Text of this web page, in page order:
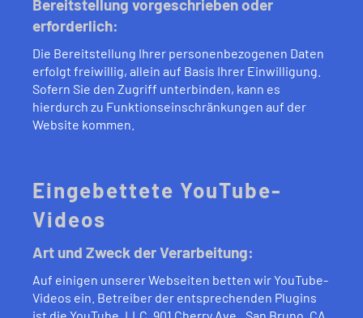
Bereitstellung vorgeschrieben oder
erforderlich:
Die Bereitstellung Ihrer personenbezogenen Daten
erfolgt freiwillig, allein auf Basis Ihrer Einwilligung.
Sofern Sie den Zugriff unterbinden, kann es
hierdurch zu Funktionseinschränkungen auf der
Website kommen.
Eingebettete YouTube-
Videos
Art und Zweck der Verarbeitung:
Auf einigen unserer Webseiten betten wir YouTube-
Videos ein. Betreiber der entsprechenden Plugins